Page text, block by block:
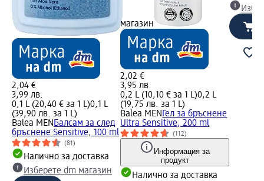
2,04 €
3,99 лв.
0,1 L (20,40 € за 1 L)0,1 L
(39,90 лв. за 1 L)
Balea MEN Балсам за след
бръснене Sensitive, 100 ml
(81)
Налично за доставка
Изберете dm магазин
магазин
2,02 €
3,95 лв.
0,2 L (10,10 € за 1 L)0,2 L
(19,75 лв. за 1 L)
Balea MEN Гел за бръснене
Ultra Sensitive, 200 ml
(112)
Информация за
продукт
Налично за доставка